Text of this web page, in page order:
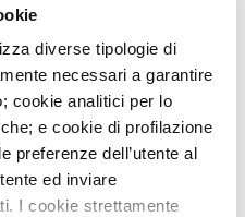
diverse tipologie di
necessari a garantire
cookie analitici per lo
e cookie di profilazione
preferenze dell’utente al
ed inviare
I cookie strettamente